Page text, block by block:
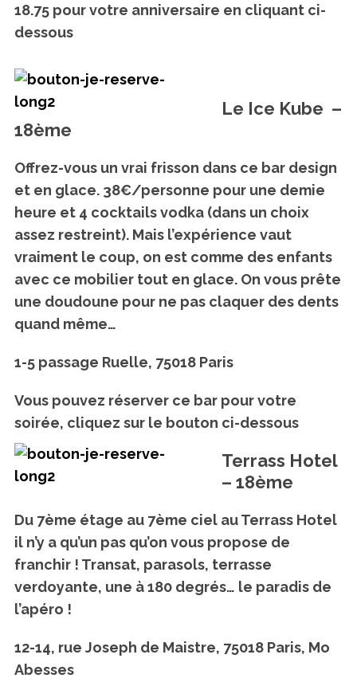
18.75 pour votre anniversaire en cliquant ci-
dessous
Le Ice Kube –
18ème
Offrez-vous un vrai frisson dans ce bar design
et en glace. 38€/personne pour une demie
heure et 4 cocktails vodka (dans un choix
assez restreint). Mais l’expérience vaut
vraiment le coup, on est comme des enfants
avec ce mobilier tout en glace. On vous prête
une doudoune pour ne pas claquer des dents
quand même…
1-5 passage Ruelle, 75018 Paris
Vous pouvez réserver ce bar pour votre
soirée, cliquez sur le bouton ci-dessous
Terrass Hotel
– 18ème
Du 7ème étage au 7ème ciel au Terrass Hotel
il n’y a qu’un pas qu’on vous propose de
franchir ! Transat, parasols, terrasse
verdoyante, une à 180 degrés… le paradis de
l’apéro !
12-14, rue Joseph de Maistre, 75018 Paris, Mo
Abesses